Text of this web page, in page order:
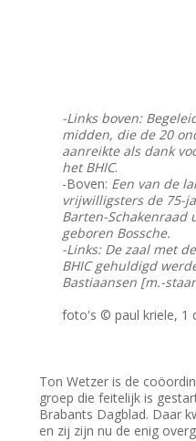
-Links boven:
midden, die de 20
aanreikte als dank
het BHIC.
-Boven: Een van de
vrijwilligsters de 75-
Barten-Schakenraad
geboren Bossche.
-Links: De zaal met
BHIC gehuldigd
Bastiaansen [m.-
foto's © paul kriele, 1
Ton Wetzer is de
groep die feitelijk is
Brabants Dagblad. Daar
en zij zijn nu de enig